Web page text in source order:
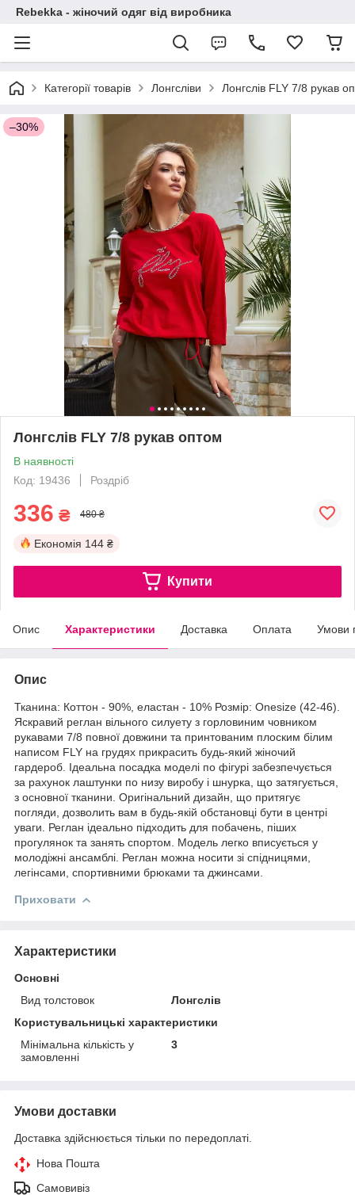
Rebekka - жіночий одяг від виробника
Категорії товарів Лонгсліви Лонгслів FLY 7/8 рукав
–30%
Лонгслів FLY 7/8 рукав оптом
В наявності
Код: 19436
Роздріб
336 ₴ 480 ₴
Економія 144 ₴
Купити
Опис Характеристики Доставка Оплата Умови
Опис
Тканина: Коттон - 90%, еластан - 10% Розмір: Onesize (42-46).
Яскравий реглан вільного силуету з горловиним човником
рукавами 7/8 повної довжини та принтованим плоским білим
написом FLY на грудях прикрасить будь-який жіночий
гардероб. Ідеальна посадка моделі по фігурі забезпечується
за рахунок лаштунки по низу виробу і шнурка, що затягується,
з основної тканини. Оригінальний дизайн, що притягує
погляди, дозволить вам в будь-якій обстановці бути в центрі
уваги. Реглан ідеально підходить для побачень, піших
прогулянок та занять спортом. Модель легко вписується у
молодіжні ансамблі. Реглан можна носити зі спідницями,
легінсами, спортивними брюками та джинсами.
Приховати
Характеристики
Основні
Вид толстовок
Лонгслів
Користувальницькі характеристики
Мінімальна кількість у
замовленні
3
Умови доставки
Доставка здійснюється тільки по передоплаті.
Нова Пошта
Самовивіз